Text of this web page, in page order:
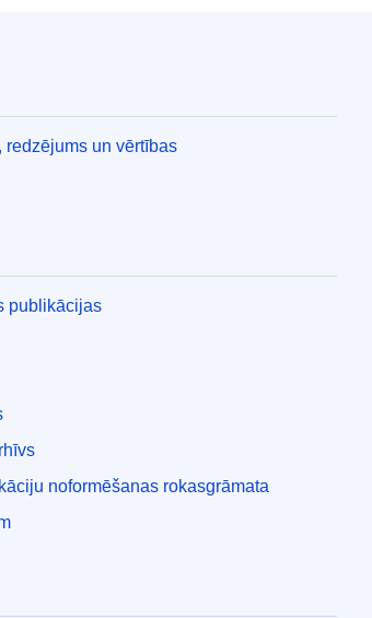
redzējums un vērtības
publikācijas
noformēšanas rokasgrāmata